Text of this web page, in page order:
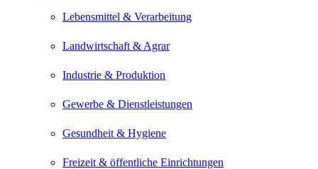
Lebensmittel & Verarbeitung
Landwirtschaft & Agrar
Industrie & Produktion
Gewerbe & Dienstleistungen
Gesundheit & Hygiene
Freizeit & öffentliche Einrichtungen